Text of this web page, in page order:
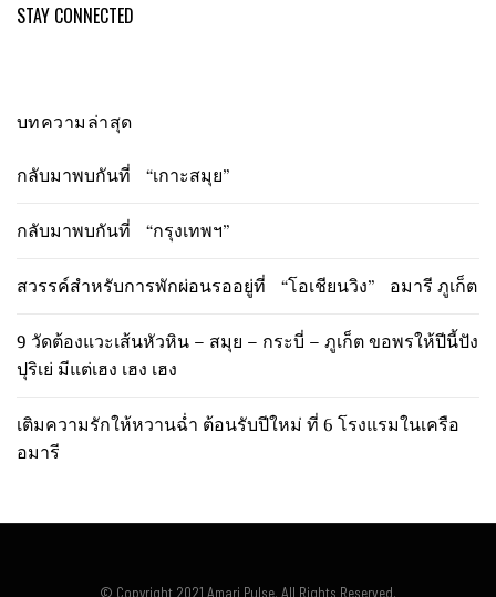
STAY CONNECTED
บทความล่าสุด
กลับมาพบกันที่ “เกาะสมุย”
กลับมาพบกันที่ “กรุงเทพฯ”
สวรรค์สำหรับการพักผ่อนรออยู่ที่ “โอเชียนวิง” อมารี ภูเก็ต
9 วัดต้องแวะเส้นหัวหิน – สมุย – กระบี่ – ภูเก็ต ขอพรให้ปีนี้ปัง
ปุริเย่ มีแต่เฮง เฮง เฮง
เติมความรักให้หวานฉ่ำ ต้อนรับปีใหม่ ที่ 6 โรงแรมในเครือ
อมารี
© Copyright 2021 Amari Pulse. All Rights Reserved.